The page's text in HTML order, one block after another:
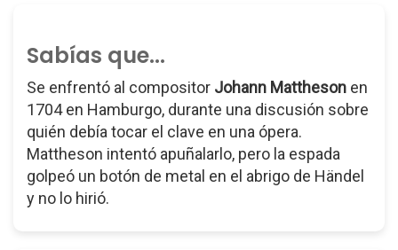
Sabías que...
Se enfrentó al compositor Johann Mattheson en
1704 en Hamburgo, durante una discusión sobre
quién debía tocar el clave en una ópera.
Mattheson intentó apuñalarlo, pero la espada
golpeó un botón de metal en el abrigo de Händel
y no lo hirió.